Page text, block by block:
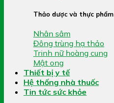
Thảo dược và thực phẩm
Nhân sâm
Đông trùng hạ thảo
Trinh nữ hoàng cung
Mật ong
Thiết bị y tế
Hệ thống nhà thuốc
Tin tức sức khỏe